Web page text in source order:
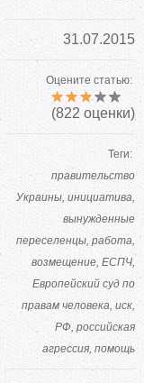
31.07.2015
Оцените статью:
(822 оценки)
Теги:
правительство
Украины инициатива
вынужденные
переселенцы работа
возмещение ЕСПЧ
Европейский суд по
правам человека иск
РФ российская
агрессия помощь